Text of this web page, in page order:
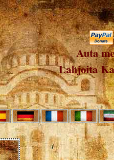
Auta
Lahjoita